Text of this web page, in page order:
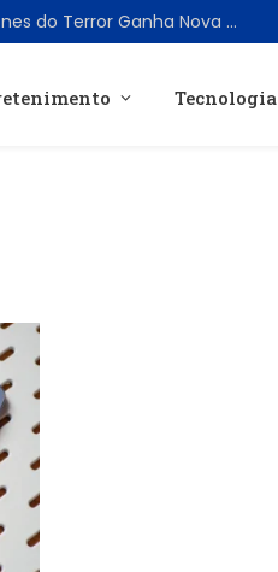
Clássico Cult dos Anos 80 com Ícones do Terror Ganha Nova Edição em 4K Ultra HD
Tecnologia